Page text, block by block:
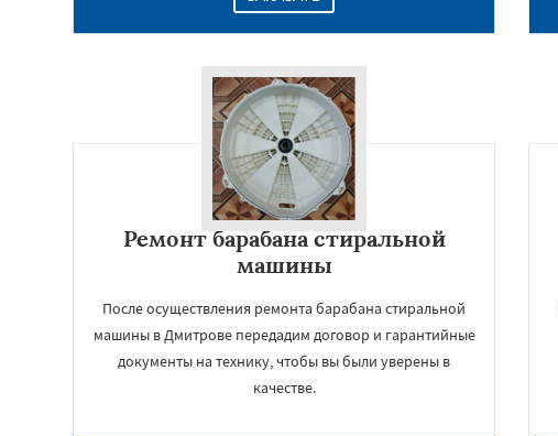
Ремонт барабана стиральной
машины
После осуществления ремонта барабана стиральной
машины в Дмитрове передадим договор и гарантийные
документы на технику, чтобы вы были уверены в
качестве.